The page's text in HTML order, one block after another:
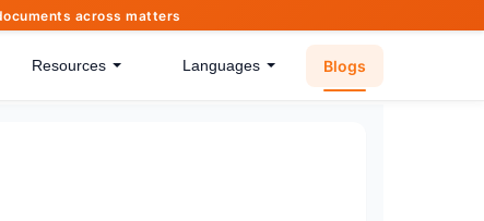
across matters
Resources Languages Blogs